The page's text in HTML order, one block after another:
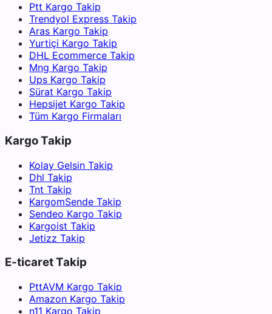
Ptt Kargo Takip
Trendyol Express Takip
Aras Kargo Takip
Yurtiçi Kargo Takip
DHL Ecommerce Takip
Mng Kargo Takip
Ups Kargo Takip
Sürat Kargo Takip
Hepsijet Kargo Takip
Tüm Kargo Firmaları
Kargo Takip
Kolay Gelsin Takip
Dhl Takip
Tnt Takip
KargomSende Takip
Sendeo Kargo Takip
Kargoist Takip
Jetizz Takip
E-ticaret Takip
PttAVM Kargo Takip
Amazon Kargo Takip
n11 Kargo Takip